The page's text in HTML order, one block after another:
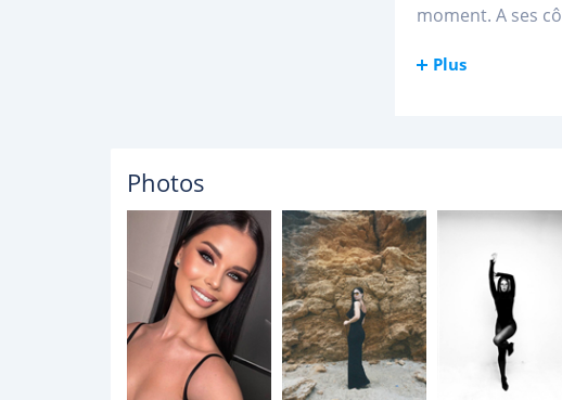
moment. A ses
Plus
Photos